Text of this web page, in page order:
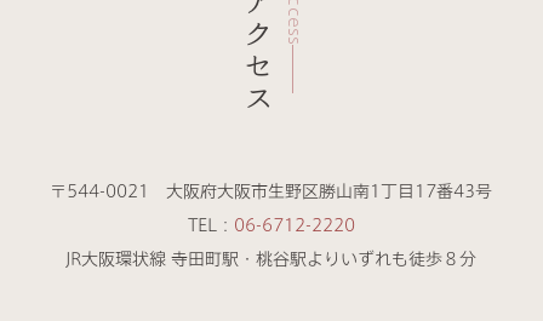
access
アクセス
〒544-0021 大阪府大阪市生野区勝山南1丁目17番43号
TEL： 06-6712-2220
JR大阪環状線 寺田町駅・桃谷駅よりいずれも徒歩８分